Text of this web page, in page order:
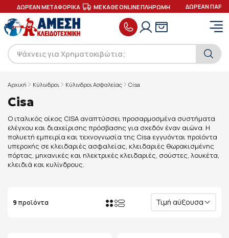
ΔΩΡΕΑΝ ΜΕΤΑΦΟΡΙΚΑ ΜΕ ΚΑΘΕ ONLINE ΠΛΗΡΩΜΗ ΔΩΡΕΑΝ
Αρχική Κύλινδροι Κύλινδροι Ασφαλείας Cisa
Cisa
Ο ιταλικός οίκος CISA αναπτύσσει προσαρμοσμένα συστήματα
ελέγχου και διαχείρισης πρόσβασης για σχεδόν έναν αιώνα. Η
πολυετή εμπειρία και τεχνογνωσία της Cisa εγγυόνται προϊόντα
υπεροχής σε κλειδαριές ασφαλείας, κλειδαριές θωρακισμένης
πόρτας, μηχανικές και ηλεκτρικές κλειδαριές, σούστες, λουκέτα,
κλειδιά και κυλίνδρους.
9 προϊόντα Τιμή αύξουσα